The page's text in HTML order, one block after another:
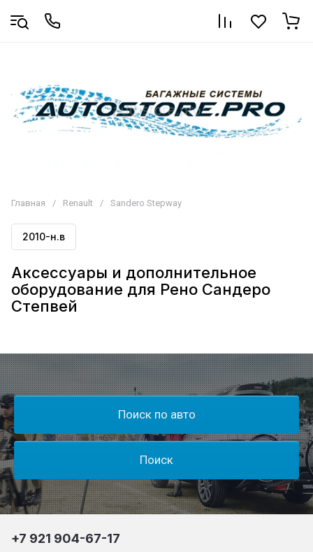
Главная / Renault / Sandero Stepway
2010-н.в
Аксессуары и дополнительное
оборудование для Рено Сандеро
Степвей
Поиск по авто
Поиск
+7 921 904-67-17